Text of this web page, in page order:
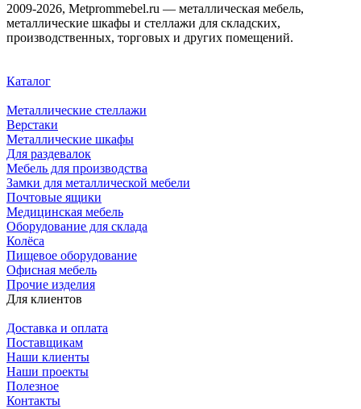
2009-2026, Metprommebel.ru — металлическая мебель,
металлические шкафы и стеллажи для складских,
производственных, торговых и других помещений.
Каталог
Металлические стеллажи
Верстаки
Металлические шкафы
Для раздевалок
Мебель для производства
Замки для металлической мебели
Почтовые ящики
Медицинская мебель
Оборудование для склада
Колёса
Пищевое оборудование
Офисная мебель
Прочие изделия
Для клиентов
Доставка и оплата
Поставщикам
Наши клиенты
Наши проекты
Полезное
Контакты